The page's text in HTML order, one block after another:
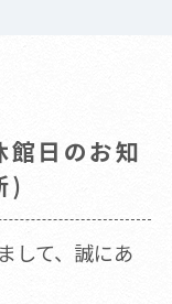
館日のお知
)
して、誠にあ